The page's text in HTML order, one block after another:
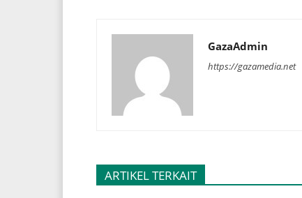
GazaAdmin
https://gazamedia.net
ARTIKEL TERKAIT